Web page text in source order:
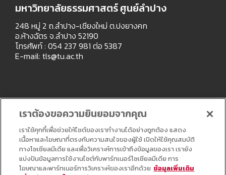
มหาวิทยาลัยธรรมศาสตร์ ศูนย์ลำปาง
248 หมู่ 2 ถ.ลำปาง-เชียงใหม่ ต.ปงยางคก
อ.ห้างฉัตร จ.ลำปาง 52190
โทรศัพท์ : 054 237 981 ต่อ 5387
E-mail: tls@tu.ac.th
เราต้องขอความยินยอมจากคุณ
เราใช้คุกกี้เพื่อช่วยให้ไซต์ของเราทำงานได้อย่างถูกต้อง แสดง
เนื้อหาและโฆษณาที่ตรงกับความสนใจของผู้ใช้ เปิดให้ใช้คุณสมบัติ
ทางโซเชียลมีเดีย และเพื่อวิเคราะห์การเข้าถึงข้อมูลของเรา เรายัง
แบ่งปันข้อมูลการใช้งานไซต์กับพาร์ทเนอร์โซเชียลมีเดีย การ
โฆษณาและพาร์ทเนอร์การวิเคราะห์ของเราอีกด้วย ข้อมูลเพิ่มเติม